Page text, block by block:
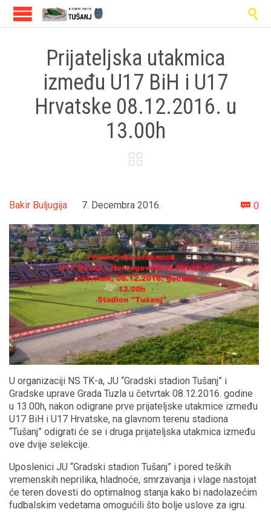

Prijateljska utakmica
između U17 BiH i U17
Hrvatske 08.12.2016. u
13.00h

Bakir Buljugija 7. Decembra 2016.  0
U organizaciji NS TK-a, JU “Gradski stadion Tušanj” i
Gradske uprave Grada Tuzla u četvrtak 08.12.2016. godine
u 13.00h, nakon odigrane prve prijateljske utakmice između
U17 BiH i U17 Hrvatske, na glavnom terenu stadiona
“Tušanj” odigrati će se i druga prijateljska utakmica između
ove dvije selekcije.
Uposlenici JU “Gradski stadion Tušanj” i pored teških
vremenskih neprilika, hladnoće, smrzavanja i vlage nastojat
će teren dovesti do optimalnog stanja kako bi nadolazećim
fudbalskim vedetama omogućili što bolje uslove za igru.